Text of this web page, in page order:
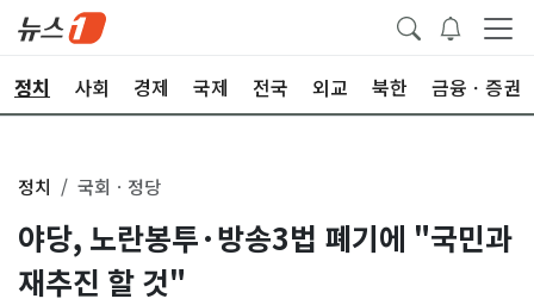
정치 사회 경제 국제 전국 외교 북한 금융ㆍ증권
정치 국회ㆍ정당
야당, 노란봉투·방송3법 폐기에 "국민과
재추진 할 것"